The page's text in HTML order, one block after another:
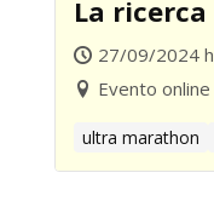
La
27/09/2024
Evento online
ultra marathon